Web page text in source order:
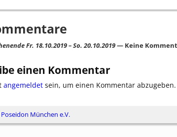
Fr. 18.10.2019 – So. 20.10.2019— Keine
einen Kommentar
angemeldet sein, um einen Kommentar abzugeben.
Poseidon München e.V.